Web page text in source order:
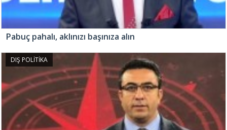
Pabuç pahalı, aklınızı başınıza alın
DIŞ POLİTİKA